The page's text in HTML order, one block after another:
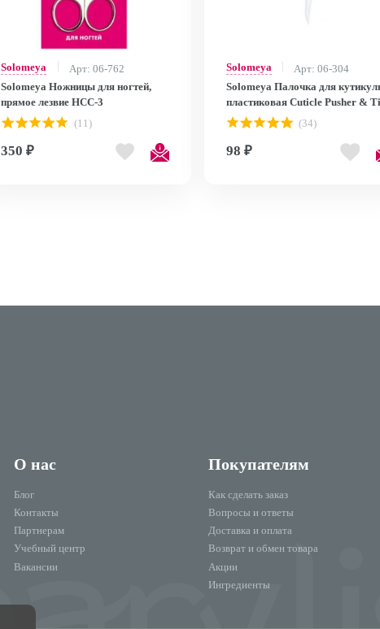
Solomeya
Арт: 06-762
Solomeya Ножницы для ногтей,
прямое лезвие HCC-3
(11)
350 ₽
Solomeya
Арт: 06-304
Solomeya Палочка для
пластиковая Cuticle Pusher &
1628
(34)
98 ₽
О нас
Блог
Контакты
Партнерам
Учебный центр
Вакансии
Покупателям
Как сделать заказ
Вопросы и ответы
Доставка и оплата
Возврат и обмен товара
Акции
Ингредиенты